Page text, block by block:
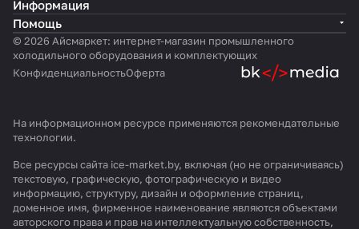
Информация
Помощь
© 2026 Айсмаркет: интернет-магазин промышленного
холодильного оборудования и комплектующих
КонфиденциальностьОферта
На информационном ресурсе применяются рекомендательные
технологии.
Все ресурсы сайта ice-market.by, включая (но не ограничиваясь)
текстовую, графическую, фотографическую и видео
информацию, структуру, дизайн и оформление страниц,
доменное имя, фирменное наименование являются объектами
авторского права и прав на интеллектуальную собственность,